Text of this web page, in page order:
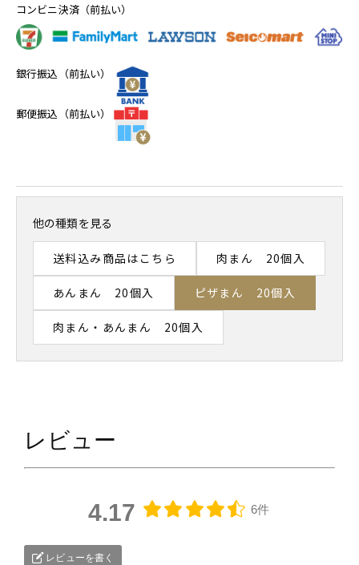
コンビニ決済（前払い）
銀行振込（前払い）
郵便振込（前払い）
他の種類を見る
送料込み商品はこちら 肉まん 20個入
あんまん 20個入 ピザまん 20個入
肉まん・あんまん 20個入
レビュー
4.17 6件
レビューを書く